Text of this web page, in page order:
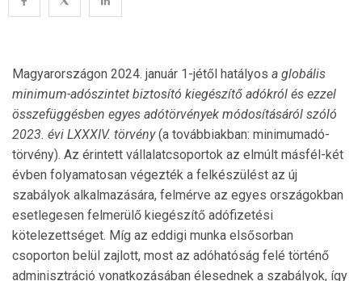
Magyarországon 2024. január 1-jétől hatályos a globális
minimum-adószintet biztosító kiegészítő adókról és ezzel
összefüggésben egyes adótörvények módosításáról szóló
2023. évi LXXXIV. törvény(a továbbiakban: minimumadó-
törvény). Az érintett vállalatcsoportok az elmúlt másfél-két
évben folyamatosan végezték a felkészülést az új
szabályok alkalmazására, felmérve az egyes országokban
esetlegesen felmerülő kiegészítő adófizetési
kötelezettséget. Míg az eddigi munka elsősorban
csoporton belül zajlott, most az adóhatóság felé történő
adminisztráció vonatkozásában élesednek a szabályok, így